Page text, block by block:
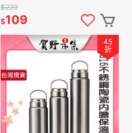
可水洗 雙環刀頭 高速馬達 電池
款 剪鼻毛 鬍鬚 方便攜帶
$229
$109
45
折